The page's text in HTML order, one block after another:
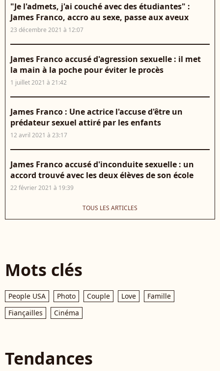
"Je l'admets, j'ai couché avec des étudiantes" :
James Franco, accro au sexe, passe aux aveux
23 décembre 2021 à 12:07
James Franco accusé d'agression sexuelle : il met
la main à la poche pour éviter le procès
1 juillet 2021 à 21:42
James Franco : Une actrice l'accuse d'être un
prédateur sexuel attiré par les enfants
12 avril 2021 à 23:17
James Franco accusé d'inconduite sexuelle : un
accord trouvé avec les deux élèves de son école
22 février 2021 à 19:39
TOUS LES ARTICLES
Mots clés
People USA Photo Couple Love
Famille
Fiançailles
Cinéma
Tendances